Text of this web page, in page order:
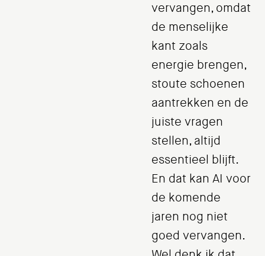
vervangen, omdat
de menselijke
kant zoals
energie brengen,
stoute schoenen
aantrekken en de
juiste vragen
stellen, altijd
essentieel blijft.
En dat kan AI voor
de komende
jaren nog niet
goed vervangen.